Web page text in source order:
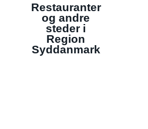
Restauranter
og andre
steder i
Region
Syddanmark